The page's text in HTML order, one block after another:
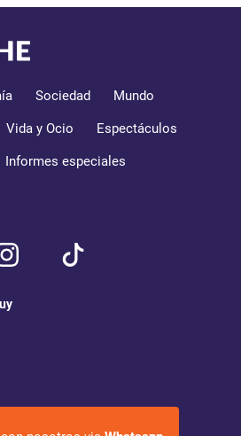
Sociedad Mundo
Vida y Ocio Espectáculos
Informes especiales